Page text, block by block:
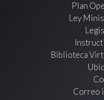
Plan
Ley
Biblioteca
Correo